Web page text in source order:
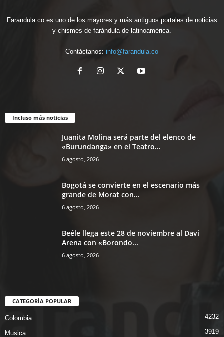
Farandula.co es uno de los mayores y más antiguos portales de noticias
y chismes de farándula de latinoamérica.
Contáctanos: info@farandula.co
Incluso más noticias
Juanita Molina será parte del elenco de
«Burundanga» en el Teatro...
6 agosto, 2026
Bogotá se convierte en el escenario más
grande de Morat con...
6 agosto, 2026
Beéle llega este 28 de noviembre al Davi
Arena con «Borondo...
6 agosto, 2026
CATEGORÍA POPULAR
Colombia 4232
Musica 3919